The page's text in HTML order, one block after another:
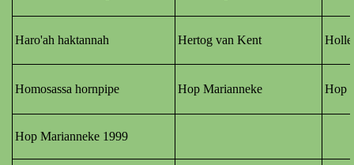
Haro'ah haktannah Hertog van Kent
Homosassa hornpipe Hop Marianneke Hop
Hop Marianneke 1999